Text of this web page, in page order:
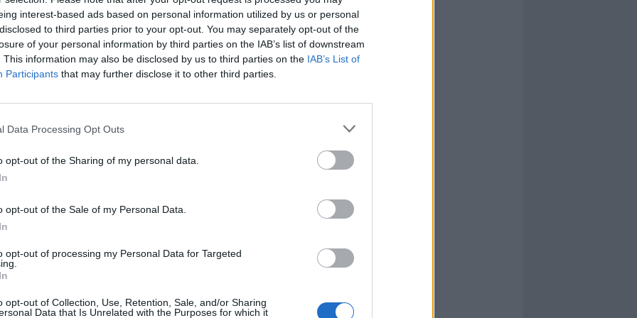
interest-based ads based on personal information utilized by us or personal
to third parties prior to your opt-out. You may separately opt-out of the
of your personal information by third parties on the IAB’s list of downstream
This information may also be disclosed by us to third parties on the IAB’s List of
Participants that may further disclose it to other third parties.
Data Processing Opt Outs
opt-out of the Sharing of my personal data.
opt-out of the Sale of my Personal Data.
opt-out of processing my Personal Data for Targeted
opt-out of Collection, Use, Retention, Sale, and/or Sharing
Data that Is Unrelated with the Purposes for which it
Arcuri ha ben altro da fare che venire
a spiegare - ai cittadini italiani - gli
posti da Fdi sui ritardi nella consegna dei
che desta più di un interrogativo in
alla gara, ai costi esorbitanti e
per la consegna. L’ex Governo Conte
da Pfizer, avremmo voluto sapere il
il commissario straordinario fa
conclude Bellucci.